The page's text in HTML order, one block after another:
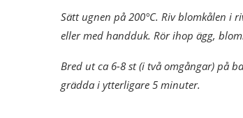
Sätt ugnen på 200°C. Riv blomkålen i
eller med handduk. Rör ihop ägg,
Bred ut ca 6-8 st (i två omgångar) på
grädda i ytterligare 5 minuter.